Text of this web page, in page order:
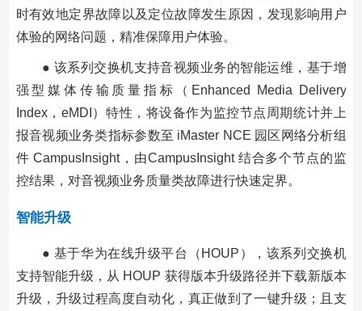
时有效地定界故障以及定位故障发生原因，发现影响用户
体验的网络问题，精准保障用户体验。
● 该系列交换机支持音视频业务的智能运维，基于增
强型媒体传输质量指标（Enhanced Media Delivery
Index，eMDI）特性，将设备作为监控节点周期统计并上
报音视频业务类指标参数至 iMaster NCE 园区网络分析组
件 CampusInsight，由CampusInsight 结合多个节点的监
控结果，对音视频业务质量类故障进行快速定界。
智能升级
● 基于华为在线升级平台（HOUP），该系列交换机
支持智能升级，从 HOUP 获得版本升级路径并下载新版本
升级，升级过程高度自动化，真正做到了一键升级；且支